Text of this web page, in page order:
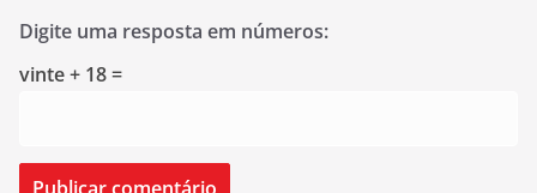
Digite uma resposta em números:
vinte + 18 =